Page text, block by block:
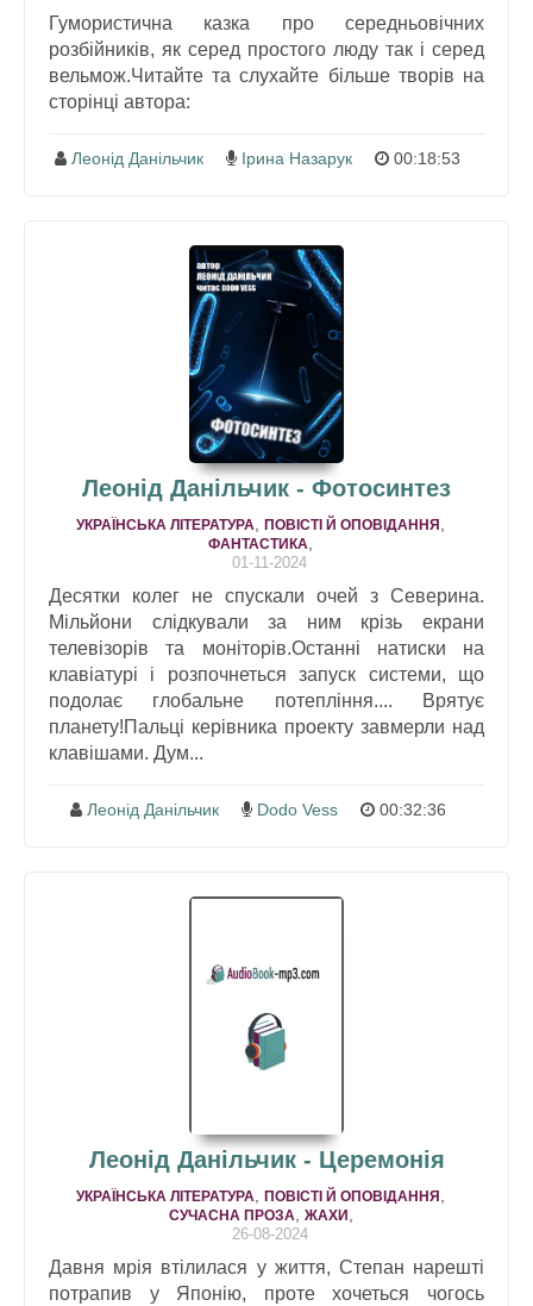
Гумористична казка про середньовічних
розбійників, як серед простого люду так і серед
вельмож.Читайте та слухайте більше творів на
сторінці автора:
Леонід Данільчик Ірина Назарук 00:18:53
Леонід Данільчик - Фотосинтез
УКРАЇНСЬКА ЛІТЕРАТУРА, ПОВІСТІ Й ОПОВІДАННЯ ,
ФАНТАСТИКА,
01-11-2024
Десятки колег не спускали очей з Северина.
Мільйони слідкували за ним крізь екрани
телевізорів та моніторів.Останні натиски на
клавіатурі і розпочнеться запуск системи, що
подолає глобальне потепління.... Врятує
планету!Пальці керівника проекту завмерли над
клавішами. Дум...
Леонід Данільчик Dodo Vess 00:32:36
Леонід Данільчик - Церемонія
УКРАЇНСЬКА ЛІТЕРАТУРА, ПОВІСТІ Й ОПОВІДАННЯ ,
СУЧАСНА ПРОЗА, ЖАХИ ,
26-08-2024
Давня мрія втілилася у життя, Степан нарешті
потрапив у Японію, проте хочеться чогось